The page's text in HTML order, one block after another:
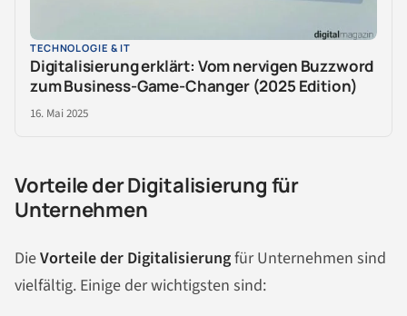
TECHNOLOGIE & IT
Digitalisierung erklärt: Vom nervigen Buzzword
zum Business-Game-Changer (2025 Edition)
16. Mai 2025
Vorteile der Digitalisierung für
Unternehmen
DieVorteile der Digitalisierungfür Unternehmen sind
vielfältig. Einige der wichtigsten sind: